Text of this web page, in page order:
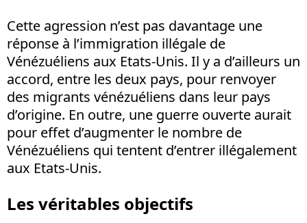
Cette agression n’est pas davantage une
réponse à l’immigration illégale de
Vénézuéliens aux Etats-Unis. Il y a d’ailleurs un
accord, entre les deux pays, pour renvoyer
des migrants vénézuéliens dans leur pays
d’origine. En outre, une guerre ouverte aurait
pour effet d’augmenter le nombre de
Vénézuéliens qui tentent d’entrer illégalement
aux Etats-Unis.
Les véritables objectifs